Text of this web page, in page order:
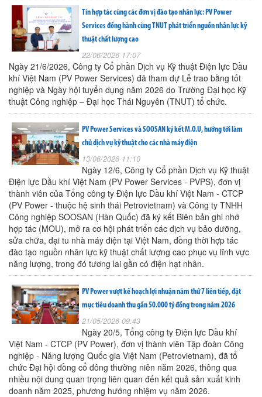
Tin hợp tác cùng các đơn vị đào tạo nhân lực: PV Power
Services đồng hành cùng TNUT phát triển nguồn nhân lực kỹ
thuật chất lượng cao
22/06/2026 17:07
Ngày 21/6/2026, Công ty Cổ phần Dịch vụ Kỹ thuật Điện lực Dầu
khí Việt Nam (PV Power Services) đã tham dự Lễ trao bằng tốt
nghiệp và Ngày hội tuyển dụng năm 2026 do Trường Đại học Kỹ
thuật Công nghiệp – Đại học Thái Nguyên (TNUT) tổ chức.
PV Power Services và SOOSAN ký kết M.O.U, hướng tới làm
chủ dịch vụ kỹ thuật cho các nhà máy điện
13/06/2026 11:10
Ngày 12/6, Công ty Cổ phần Dịch vụ Kỹ thuật
Điện lực Dầu khí Việt Nam (PV Power Services - PVPS), đơn vị
thành viên của Tổng công ty Điện lực Dầu khí Việt Nam - CTCP
(PV Power - thuộc hệ sinh thái Petrovietnam) và Công ty TNHH
Công nghiệp SOOSAN (Hàn Quốc) đã ký kết Biên bản ghi nhớ
hợp tác (MOU), mở ra cơ hội phát triển các dịch vụ bảo dưỡng,
sửa chữa, đại tu nhà máy điện tại Việt Nam, đồng thời hợp tác
đào tạo nguồn nhân lực kỹ thuật chất lượng cao phục vụ lĩnh vực
năng lượng, trong đó tương lai gần có điện hạt nhân.
PV Power vượt kế hoạch lợi nhuận năm thứ 7 liên tiếp, đặt
mục tiêu doanh thu gần 50.000 tỷ đồng trong năm 2026
21/05/2026 09:43
Ngày 20/5, Tổng công ty Điện lực Dầu khí
Việt Nam - CTCP (PV Power), đơn vị thành viên Tập đoàn Công
nghiệp - Năng lượng Quốc gia Việt Nam (Petrovietnam), đã tổ
chức Đại hội đồng cổ đông thường niên năm 2026, thông qua
nhiều nội dung quan trọng liên quan đến kết quả sản xuất kinh
doanh năm 2025, phương hướng nhiệm vụ năm 2026.